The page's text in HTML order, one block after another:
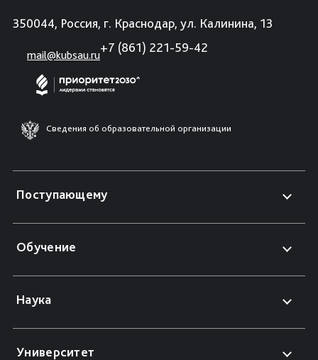
350044, Россия, г. Краснодар, ул. Калинина, 13
mail@kubsau.ru
+7 (861) 221-59-42
Сведения об образовательной организации
Поступающему
Обучение
Наука
Университет